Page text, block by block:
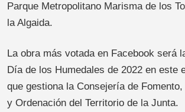
Parque Metropolitano Marisma de los
la Algaida.
La obra más votada en Facebook será
Día de los Humedales de 2022 en este
que gestiona la Consejería de
y Ordenación del Territorio de la Junta.